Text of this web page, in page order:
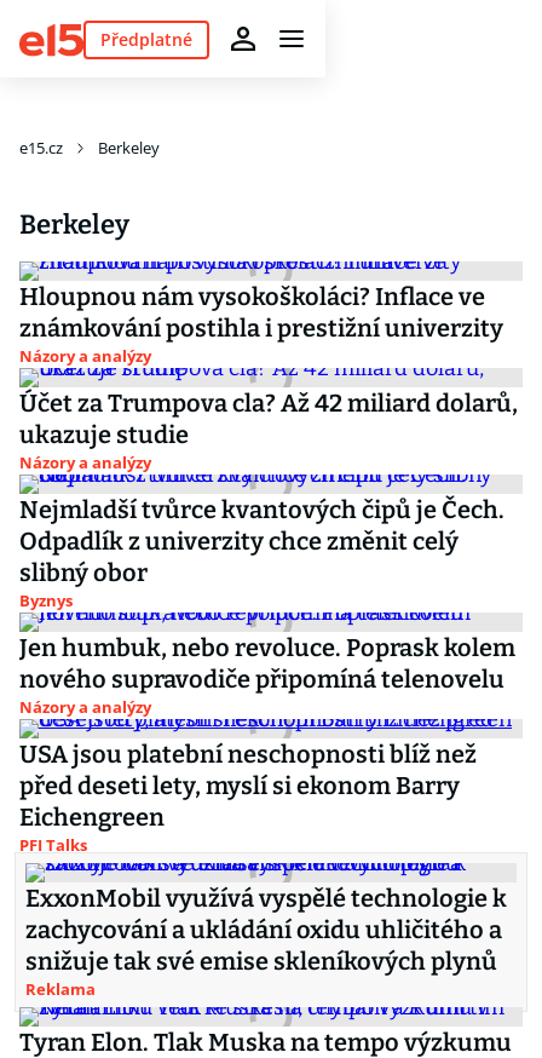
Předplatné
e15.cz Berkeley
Berkeley
Hloupnou nám vysokoškoláci? Inflace ve
známkování postihla i prestižní univerzity
Názory a analýzy
Účet za Trumpova cla? Až 42 miliard dolarů,
ukazuje studie
Názory a analýzy
Nejmladší tvůrce kvantových čipů je Čech.
Odpadlík z univerzity chce změnit celý
slibný obor
Byznys
Jen humbuk, nebo revoluce. Poprask kolem
nového supravodiče připomíná telenovelu
Názory a analýzy
USA jsou platební neschopnosti blíž než
před deseti lety, myslí si ekonom Barry
Eichengreen
PFI Talks
ExxonMobil využívá vyspělé technologie k
zachycování a ukládání oxidu uhličitého a
snižuje tak své emise skleníkových plynů
Reklama
Tyran Elon. Tlak Muska na tempo výzkumu